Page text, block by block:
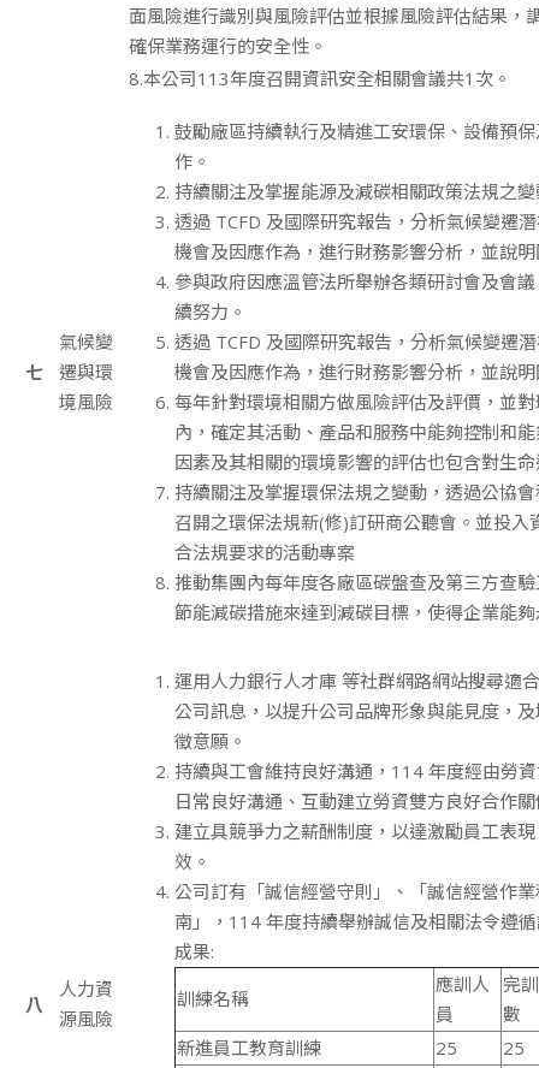
面風險進行識別與風險評估並根據風險評估結果，
確保業務運行的安全性。
8.本公司113年度召開資訊安全相關會議共1次。
七
氣候變
遷與環
境風險
鼓勵廠區持續執行及精進工安環保、設備預
作。
持續關注及掌握能源及減碳相關政策法規之
透過 TCFD 及國際研究報告，分析氣候變遷
機會及因應作為，進行財務影響分析，並說
參與政府因應溫管法所舉辦各類研討會及會
續努力。
透過 TCFD 及國際研究報告，分析氣候變遷
機會及因應作為，進行財務影響分析，並說
每年針對環境相關方做風險評估及評價，並
內，確定其活動、產品和服務中能夠控制和
因素及其相關的環境影響的評估也包含對生
持續關注及掌握環保法規之變動，透過公協
召開之環保法規新(修)訂研商公聽會。並投入
合法規要求的活動專案
推動集團內每年度各廠區碳盤查及第三方查
節能減碳措施來達到減碳目標，使得企業能
八
人力資
源風險
運用人力銀行人才庫 等社群網路網站搜尋適
公司訊息，以提升公司品牌形象與能見度，
徵意願。
持續與工會維持良好溝通，114 年度經由勞
日常良好溝通、互動建立勞資雙方良好合作
建立具競爭力之薪酬制度，以達激勵員工表
效。
公司訂有「誠信經營守則」、「誠信經營作
南」，114 年度持續舉辦誠信及相關法令遵
成果:
訓練名稱
應訓人
員
完
數
新進員工教育訓練
25
25